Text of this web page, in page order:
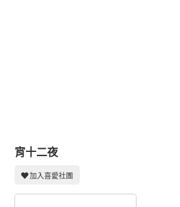
攤位轉讓區
會員功能選單
宵十二夜
加入喜愛社團